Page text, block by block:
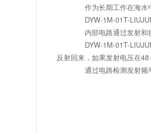
作为长期工作在海水
DYW-1M-01T-
内部电路通过发射和
DYW-1M-01T-
反射回来，如果发射电压在
通过电路检测发射频